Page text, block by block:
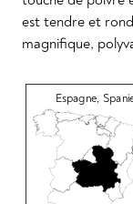
est tendre et
magnifique,
Espagne,